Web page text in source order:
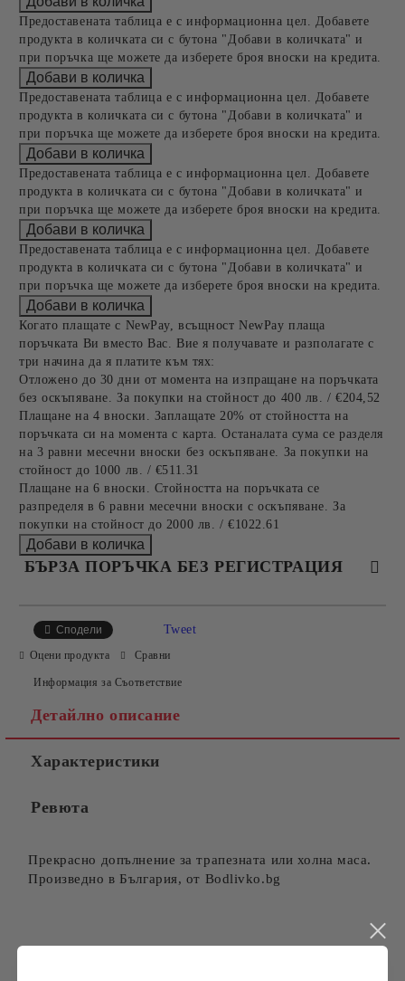
Предоставената таблица е с информационна цел. Добавете
продукта в количката си с бутона "Добави в количката" и
при поръчка ще можете да изберете броя вноски на кредита.
Предоставената таблица е с информационна цел. Добавете
продукта в количката си с бутона "Добави в количката" и
при поръчка ще можете да изберете броя вноски на кредита.
Предоставената таблица е с информационна цел. Добавете
продукта в количката си с бутона "Добави в количката" и
при поръчка ще можете да изберете броя вноски на кредита.
Предоставената таблица е с информационна цел. Добавете
продукта в количката си с бутона "Добави в количката" и
при поръчка ще можете да изберете броя вноски на кредита.
Когато плащате с NewPay, всъщност NewPay плаща
поръчката Ви вместо Вас. Вие я получавате и разполагате с
три начина да я платите към тях:
Отложено до 30 дни от момента на изпращане на поръчката
без оскъпяване. За покупки на стойност до 400 лв. / €204,52
Плащане на 4 вноски. Заплащате 20% от стойността на
поръчката си на момента с карта. Останалата сума се разделя
на 3 равни месечни вноски без оскъпяване. За покупки на
стойност до 1000 лв. / €511.31
Плащане на 6 вноски. Стойността на поръчката се
разпределя в 6 равни месечни вноски с оскъпяване. За
покупки на стойност до 2000 лв. / €1022.61
БЪРЗА ПОРЪЧКА БЕЗ РЕГИСТРАЦИЯ
Ние ще се свържем с вас в рамките на работния ден.
Сподели Tweet
Оцени продукта Сравни
Информация за Съответствие
Детайлно описание
Характеристики
Ревюта
Прекрасно допълнение за трапезната или холна маса.
Произведно в България, от Bodlivko.bg